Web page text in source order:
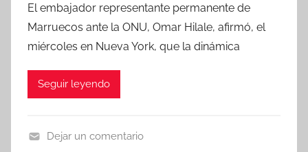
El embajador representante permanente de
Marruecos ante la ONU, Omar Hilale, afirmó, el
miércoles en Nueva York, que la dinámica
Seguir leyendo
Dejar un comentario